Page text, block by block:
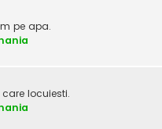
pe apa.
locuiesti.